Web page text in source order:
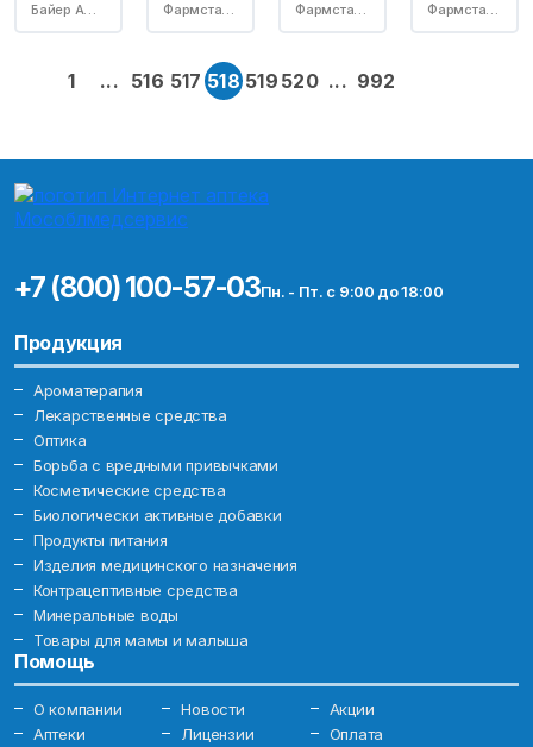
Байер АО/пр.Нижфарм АО Фармстандарт-Лексредства ОАО Фармстандарт-Лексредства ОАО Фармстандарт-Лексредства ОАО
1 ... 516 517 518 519 520 ... 992
+7 (800) 100-57-03Пн. - Пт. с 9:00 до 18:00
Продукция
Ароматерапия
Лекарственные средства
Оптика
Борьба с вредными привычками
Косметические средства
Биологически активные добавки
Продукты питания
Изделия медицинского назначения
Контрацептивные средства
Минеральные воды
Товары для мамы и малыша
Помощь
О компании Новости
Акции
Аптеки
Лицензии
Оплата